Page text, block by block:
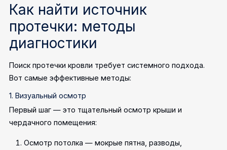
Как найти источник
протечки: методы
диагностики
Поиск протечки кровли требует системного подхода.
Вот самые эффективные методы:
1. Визуальный осмотр
Первый шаг — это тщательный осмотр крыши и
чердачного помещения:
Осмотр потолка — мокрые пятна, разводы,